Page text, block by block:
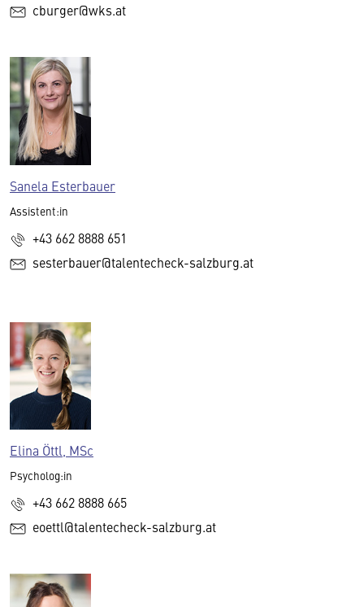
cburger@wks.at
Sanela Esterbauer
Assistent:in
+43 662 8888 651
sesterbauer@talentecheck-salzburg.at
Elina Öttl, MSc
Psycholog:in
+43 662 8888 665
eoettl@talentecheck-salzburg.at